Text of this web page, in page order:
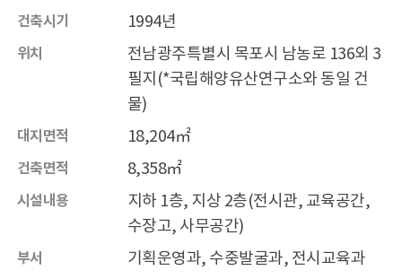
해양역사문화 연구
교류협력
학술지 발간
전시관
목포해양유물전시관
태안해양유물전시관
학술행사
건축시기 1994년
위치
전남광주특별시 목포시 남농로 136외 3
필지(*국립해양유산연구소와 동일 건
물)
대지면적 18,204㎡
건축면적 8,358㎡
시설내용
지하 1층, 지상 2층(전시관, 교육공간,
수장고, 사무공간)
부서 기획운영과, 수중발굴과, 전시교육과